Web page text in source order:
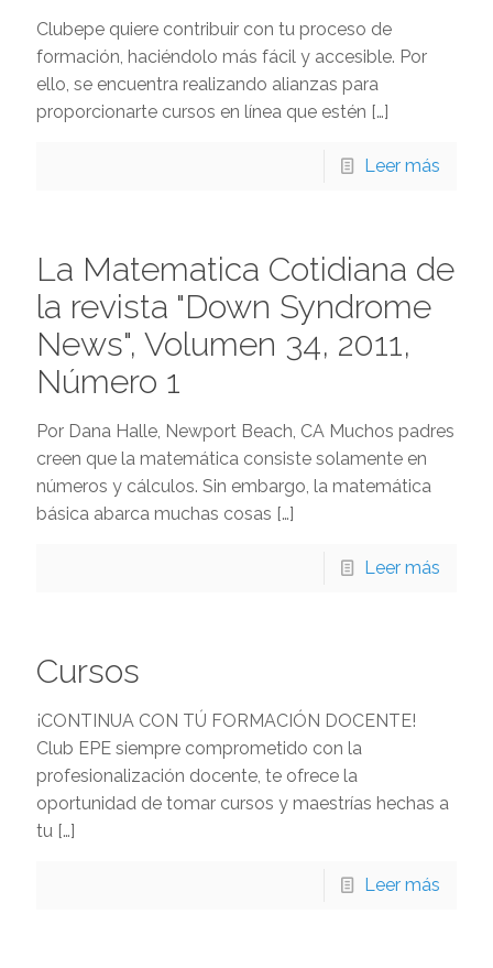
Clubepe quiere contribuir con tu proceso de
formación, haciéndolo más fácil y accesible. Por
ello, se encuentra realizando alianzas para
proporcionarte cursos en línea que estén […]
Leer más
La Matematica Cotidiana de
la revista "Down Syndrome
News", Volumen 34, 2011,
Número 1
Por Dana Halle, Newport Beach, CA Muchos padres
creen que la matemática consiste solamente en
números y cálculos. Sin embargo, la matemática
básica abarca muchas cosas […]
Leer más
Cursos
¡CONTINUA CON TÚ FORMACIÓN DOCENTE!
Club EPE siempre comprometido con la
profesionalización docente, te ofrece la
oportunidad de tomar cursos y maestrías hechas a
tu […]
Leer más